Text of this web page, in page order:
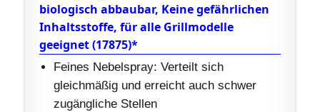
biologisch abbaubar, Keine gefährlichen
Inhaltsstoffe, für alle Grillmodelle
geeignet (17875)*
Feines Nebelspray: Verteilt sich
gleichmäßig und erreicht auch schwer
zugängliche Stellen